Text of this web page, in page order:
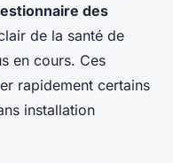
des
de la santé de
en cours. Ces
rapidement certains
installation